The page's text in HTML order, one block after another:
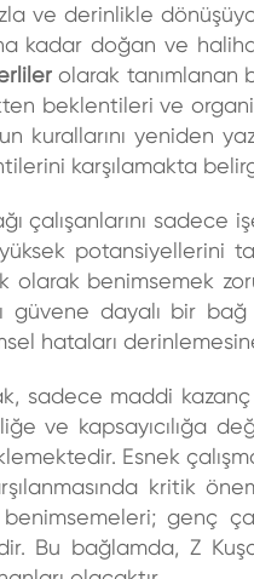
ve derinlikle
kadar doğan ve
olarak tanımlanan
beklentileri ve
yeniden
karşılamakta
çalışanlarını sadece
potansiyellerini
olarak benimsemek
güvene dayalı bir
hataları
sadece maddi kazanç
ve kapsayıcılığa
Esnek
kritik
genç
Bu bağlamda, Z